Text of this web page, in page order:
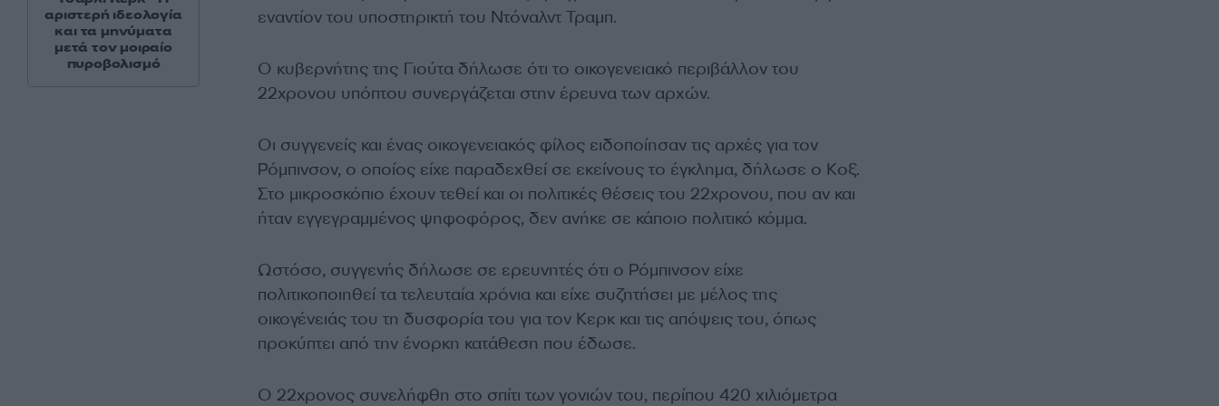
εναντίον του υποστηρικτή του Ντόναλντ Τραμπ.
Ο κυβερνήτης της Γιούτα δήλωσε ότι το οικογενειακό περιβάλλον του
22χρονου υπόπτου συνεργάζεται στην έρευνα των αρχών.
Οι συγγενείς και ένας οικογενειακός φίλος ειδοποίησαν τις αρχές για τον
Ρόμπινσον, ο οποίος είχε παραδεχθεί σε εκείνους το έγκλημα, δήλωσε ο Κοξ.
Στο μικροσκόπιο έχουν τεθεί και οι πολιτικές θέσεις του 22χρονου, που αν και
ήταν εγγεγραμμένος ψηφοφόρος, δεν ανήκε σε κάποιο πολιτικό κόμμα.
Ωστόσο, συγγενής δήλωσε σε ερευνητές ότι ο Ρόμπινσον είχε
πολιτικοποιηθεί τα τελευταία χρόνια και είχε συζητήσει με μέλος της
οικογένειάς του τη δυσφορία του για τον Κερκ και τις απόψεις του, όπως
προκύπτει από την ένορκη κατάθεση που έδωσε.
Ο 22χρονος συνελήφθη στο σπίτι των γονιών του, περίπου 420 χιλιόμετρα
αριστερή ιδεολογία
και τα μηνύματα
μετά τον μοιραίο
πυροβολισμό